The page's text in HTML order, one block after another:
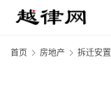
首页 房地产 拆迁安置